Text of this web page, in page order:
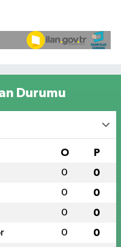
Durumu
O P
0 0
0 0
0 0
0 0